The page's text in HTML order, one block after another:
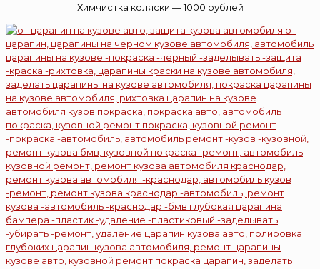
Химчистка коляски — 1000 рублей